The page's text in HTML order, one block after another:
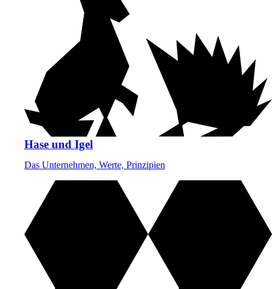
Hase und Igel
Das Unternehmen, Werte, Prinzipien